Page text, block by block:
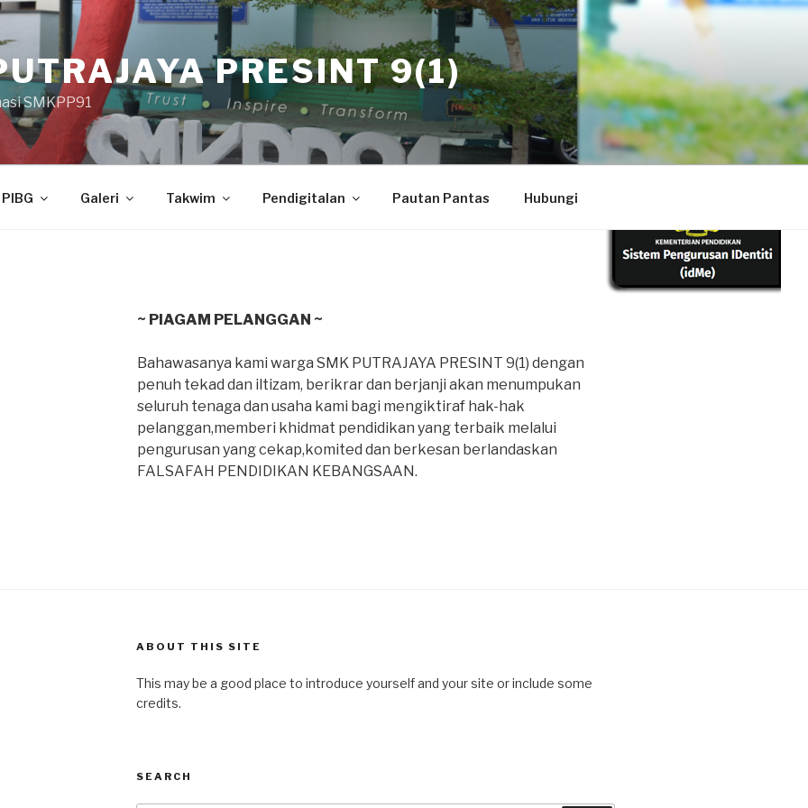
PRESINT 9(1)
SMKPP91
PIBG Galeri Takwim Pendigitalan Pautan Pantas Hubungi
~ PIAGAM PELANGGAN ~
Bahawasanya kami warga SMK PUTRAJAYA PRESINT 9(1) dengan
penuh tekad dan iltizam, berikrar dan berjanji akan menumpukan
seluruh tenaga dan usaha kami bagi mengiktiraf hak-hak
pelanggan,memberi khidmat pendidikan yang terbaik melalui
pengurusan yang cekap,komited dan berkesan berlandaskan
FALSAFAH PENDIDIKAN KEBANGSAAN.
ABOUT THIS SITE
This may be a good place to introduce yourself and your site or include some
credits.
SEARCH